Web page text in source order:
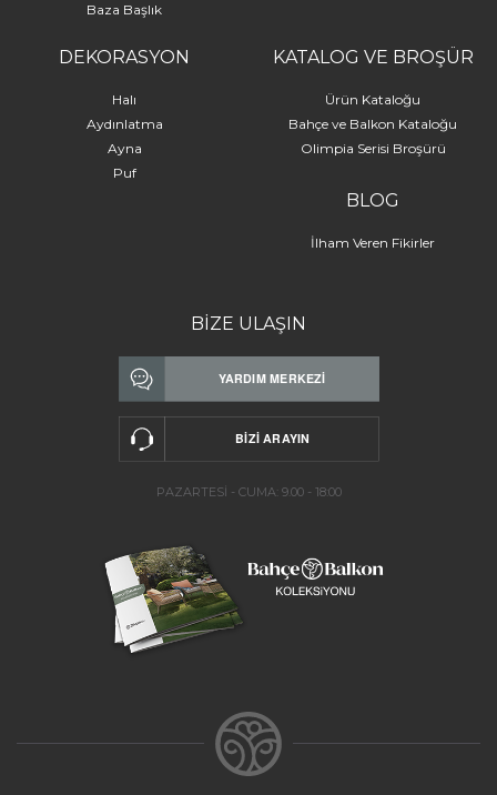
Baza Başlık
DEKORASYON
Halı
Aydınlatma
Ayna
Puf
KATALOG VE BROŞÜR
Ürün Kataloğu
Bahçe ve Balkon Kataloğu
Olimpia Serisi Broşürü
BLOG
İlham Veren Fikirler
BİZE ULAŞIN
PAZARTESİ - CUMA: 9.00 - 18:00